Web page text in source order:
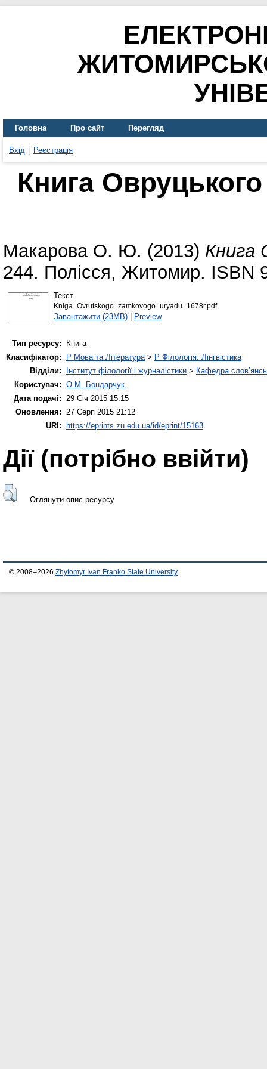
Головна Про сайт Перегляд
Вхід Реєстрація
Книга
Макарова О. Ю. (2013) Книга
244. Полісся, Житомир. ISBN
Текст
Kniga_Ovrutskogo_zamkovogo_uryadu_1678r.pdf
Завантажити (23MB)| Preview
Тип ресурсу:
Книга
Класифікатор:
P Мова та Література> P Філологія. Лінгвістика
Відділи:
Інститут філології і журналістики > Кафедра
Користувач: О.М. Бондарчук
Дата подачі: 29 Січ 2015 15:15
Оновлення: 27 Серп 2015 21:12
URI:
https://eprints.zu.edu.ua/id/eprint/15163
Дії ​​(потрібно ввійти)
Оглянути опис ресурсу
© 2008–2026 Zhytomyr Ivan Franko State University